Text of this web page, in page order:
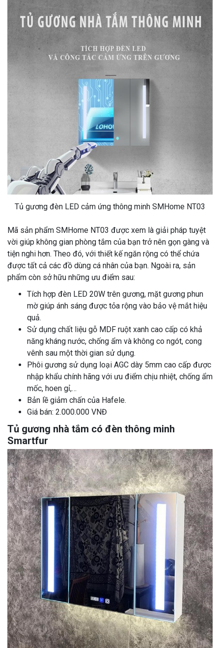
Tủ gương đèn LED cảm ứng thông minh SMHome NT03
Mã sản phẩm SMHome NT03 được xem là giải pháp tuyệt
vời giúp không gian phòng tắm của bạn trở nên gọn gàng và
tiện nghi hơn. Theo đó, với thiết kế ngăn rộng có thể chứa
được tất cả các đồ dùng cá nhân của bạn. Ngoài ra, sản
phẩm còn sở hữu những ưu điểm sau:
Tích hợp đèn LED 20W trên gương, mặt gương phun
mờ giúp ánh sáng được tỏa rộng vào bảo vệ mắt hiệu
quả.
Sử dụng chất liệu gỗ MDF ruột xanh cao cấp có khả
năng kháng nước, chống ẩm và không co ngót, cong
vênh sau một thời gian sử dụng.
Phôi gương sử dụng loại AGC dày 5mm cao cấp được
nhập khẩu chính hãng với ưu điểm chịu nhiệt, chống ẩm
mốc, hoen gỉ,…
Bản lề giảm chấn của Hafele.
Giá bán: 2.000.000 VNĐ
Tủ gương nhà tắm có đèn thông minh
Smartfur